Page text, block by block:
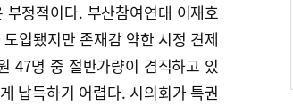
정적이다. 부산참여연대 이재호
입됐지만 존재감 약한 시정 견제
47명 중 절반가량이 겸직하고 있
납득하기 어렵다. 시의회가 특권